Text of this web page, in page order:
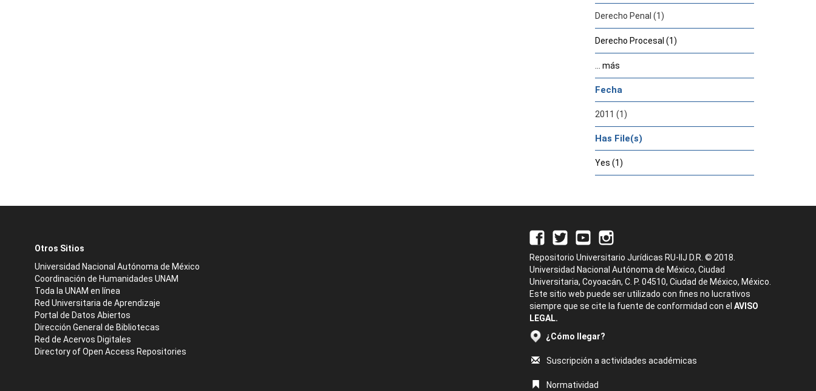
Derecho Penal (1)
Derecho Procesal (1)
... más
Fecha
2011 (1)
Has File(s)
Yes (1)
Otros Sitios
Universidad Nacional Autónoma de México
Coordinación de Humanidades UNAM
Toda la UNAM en línea
Red Universitaria de Aprendizaje
Portal de Datos Abiertos
Dirección General de Bibliotecas
Red de Acervos Digitales
Directory of Open Access Repositories
Repositorio Universitario Jurídicas RU-IIJ D.R. © 2018.
Universidad Nacional Autónoma de México, Ciudad
Universitaria, Coyoacán, C. P. 04510, Ciudad de México, México.
Este sitio web puede ser utilizado con fines no lucrativos
siempre que se cite la fuente de conformidad con el AVISO
LEGAL.
¿Cómo llegar?
Suscripción a actividades académicas
Normatividad